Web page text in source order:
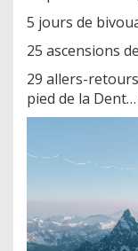
5 jours de
25 ascensions
29 allers-
pied de la